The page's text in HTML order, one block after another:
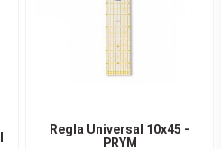
Regla Universal 10x45 -
PRYM